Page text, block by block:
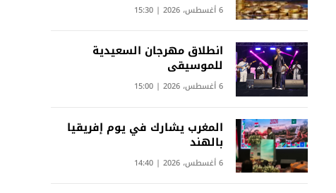
6 أغسطس، 2026 | 15:30
انطلاق مهرجان السعيدية
للموسيقى
6 أغسطس، 2026 | 15:00
المغرب يشارك في يوم إفريقيا
بالهند
6 أغسطس، 2026 | 14:40